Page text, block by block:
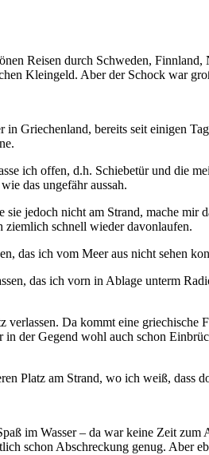
Reisen durch Schweden,
Kleingeld. Aber der Schock war
Griechenland, bereits seit einigen
ich offen, d.h. Schiebetür und die
das ungefähr aussah.
jedoch nicht am Strand, mache
ziemlich schnell wieder davonlaufen.
das ich vom Meer aus nicht sehen
das ich vorn in Ablage unterm
Da kommt eine
der Gegend wohl auch schon
Platz am Strand, wo ich weiß, dass
im Wasser – da war keine Zeit
schon Abschreckung genug. Aber